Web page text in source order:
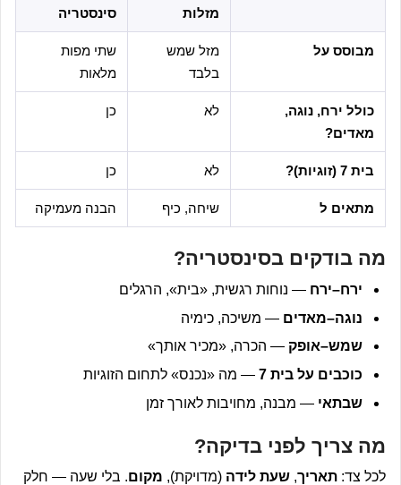
מזלות
סינסטריה
מבוסס על
מזל שמש
בלבד
שתי מפות
מלאות
כולל ירח, נוגה,
מאדים?
לא כן
בית 7 (זוגיות)? לא כן
מתאים ל שיחה, כיף הבנה מעמיקה
מה בודקים בסינסטריה?
ירח–ירח — נוחות רגשית, «בית», הרגלים
נוגה–מאדים — משיכה, כימיה
שמש–אופק — הכרה, «מכיר אותך»
כוכבים על בית 7
— מה «נכנס» לתחום הזוגיות
שבתאי — מבנה, מחויבות לאורך זמן
מה צריך לפני בדיקה?
לכל צד: תאריך, שעת לידה (מדויקת), מקום. בלי שעה — חלק